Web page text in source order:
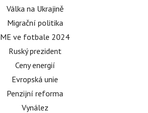
Válka na Ukrajině
Migrační politika
ME ve fotbale 2024
Ruský prezident
Ceny energií
Evropská unie
Penzijní reforma
Vynález